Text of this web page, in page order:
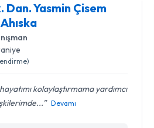
Dan. Yasmin Çisem
kolaylaştırmama yardımcı
Devamı